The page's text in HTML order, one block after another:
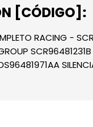
[CÓDIGO]:
RACING -